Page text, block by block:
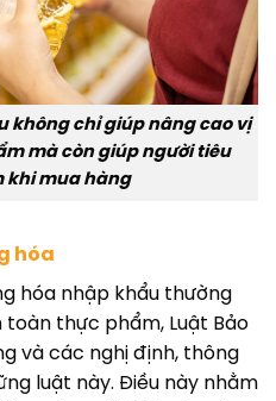
không chỉ giúp nâng cao vị
mà còn giúp người tiêu
khi mua hàng
hóa
hóa nhập khẩu thường
thực phẩm, Luật Bảo
và các nghị định, thông
luật này. Điều này nhằm